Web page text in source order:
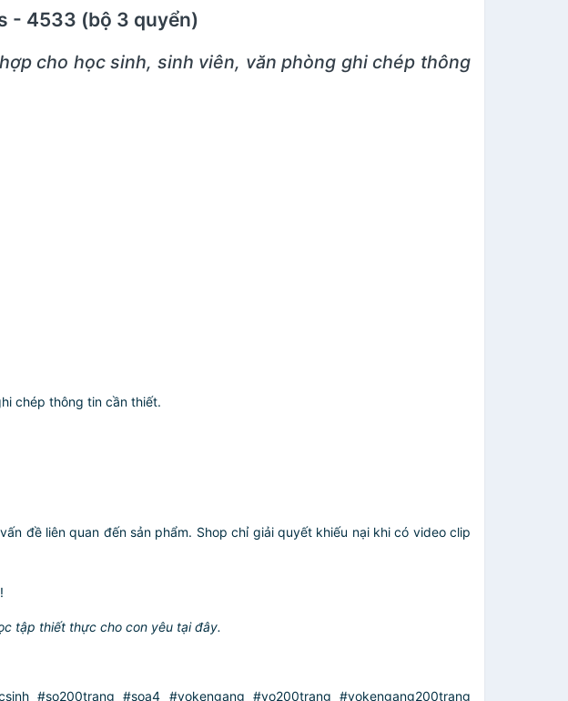
- 4533 (bộ 3 quyển)
cho học sinh, sinh viên, văn phòng ghi chép thông
chép thông tin cần thiết.
đề liên quan đến sản phẩm. Shop chỉ giải quyết khiếu nại khi có video clip
tập thiết thực cho con yêu tại đây.
#so200trang #soa4 #vokengang #vo200trang #vokengang200trang